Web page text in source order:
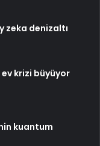
zeka denizaltı
ev krizi büyüyor
kuantum